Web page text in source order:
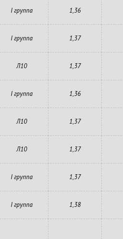
I группа 1,36
I группа 1,37
Л10 1,37
I группа 1,36
Л10 1,37
Л10 1,37
I группа 1,37
I группа 1,38